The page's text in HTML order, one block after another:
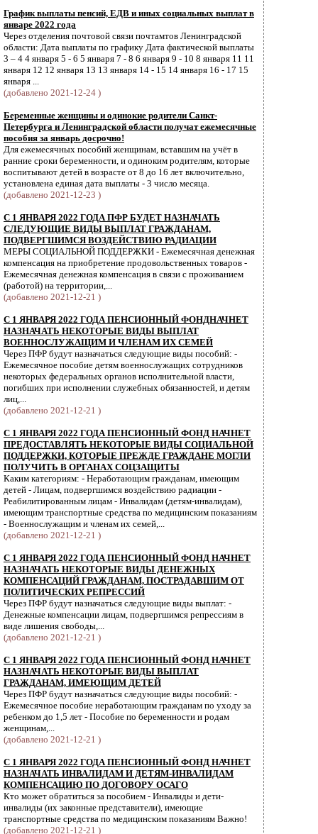
График выплаты пенсий, ЕДВ и иных социальных выплат в
январе 2022 года
Через отделения почтовой связи почтамтов Ленинградской
области: Дата выплаты по графику Дата фактической выплаты
3 – 4 4 января 5 - 6 5 января 7 - 8 6 января 9 - 10 8 января 11 11
января 12 12 января 13 13 января 14 - 15 14 января 16 - 17 15
января ...
(добавлено 2021-12-24 )
Беременные женщины и одинокие родители Санкт-
Петербурга и Ленинградской области получат ежемесячные
пособия за январь досрочно!
Для ежемесячных пособий женщинам, вставшим на учёт в
ранние сроки беременности, и одиноким родителям, которые
воспитывают детей в возрасте от 8 до 16 лет включительно,
установлена единая дата выплаты - 3 число месяца.
(добавлено 2021-12-23 )
С 1 ЯНВАРЯ 2022 ГОДА ПФР БУДЕТ НАЗНАЧАТЬ
СЛЕДУЮЩИЕ ВИДЫ ВЫПЛАТ ГРАЖДАНАМ,
ПОДВЕРГШИМСЯ ВОЗДЕЙСТВИЮ РАДИАЦИИ
МЕРЫ СОЦИАЛЬНОЙ ПОДДЕРЖКИ - Ежемесячная денежная
компенсация на приобретение продовольственных товаров -
Ежемесячная денежная компенсация в связи с проживанием
(работой) на территории,...
(добавлено 2021-12-21 )
С 1 ЯНВАРЯ 2022 ГОДА ПЕНСИОННЫЙ ФОНДНАЧНЕТ
НАЗНАЧАТЬ НЕКОТОРЫЕ ВИДЫ ВЫПЛАТ
ВОЕННОСЛУЖАЩИМ И ЧЛЕНАМ ИХ СЕМЕЙ
Через ПФР будут назначаться следующие виды пособий: -
Ежемесячное пособие детям военнослужащих сотрудников
некоторых федеральных органов исполнительной власти,
погибших при исполнении служебных обязанностей, и детям
лиц,...
(добавлено 2021-12-21 )
С 1 ЯНВАРЯ 2022 ГОДА ПЕНСИОННЫЙ ФОНД НАЧНЕТ
ПРЕДОСТАВЛЯТЬ НЕКОТОРЫЕ ВИДЫ СОЦИАЛЬНОЙ
ПОДДЕРЖКИ, КОТОРЫЕ ПРЕЖДЕ ГРАЖДАНЕ МОГЛИ
ПОЛУЧИТЬ В ОРГАНАХ СОЦЗАЩИТЫ
Каким категориям: - Неработающим гражданам, имеющим
детей - Лицам, подвергшимся воздействию радиации -
Реабилитированным лицам - Инвалидам (детям-инвалидам),
имеющим транспортные средства по медицинским показаниям
- Военнослужащим и членам их семей,...
(добавлено 2021-12-21 )
С 1 ЯНВАРЯ 2022 ГОДА ПЕНСИОННЫЙ ФОНД НАЧНЕТ
НАЗНАЧАТЬ НЕКОТОРЫЕ ВИДЫ ДЕНЕЖНЫХ
КОМПЕНСАЦИЙ ГРАЖДАНАМ, ПОСТРАДАВШИМ ОТ
ПОЛИТИЧЕСКИХ РЕПРЕССИЙ
Через ПФР будут назначаться следующие виды выплат: -
Денежные компенсации лицам, подвергшимся репрессиям в
виде лишения свободы,...
(добавлено 2021-12-21 )
С 1 ЯНВАРЯ 2022 ГОДА ПЕНСИОННЫЙ ФОНД НАЧНЕТ
НАЗНАЧАТЬ НЕКОТОРЫЕ ВИДЫ ВЫПЛАТ
ГРАЖДАНАМ, ИМЕЮЩИМ ДЕТЕЙ
Через ПФР будут назначаться следующие виды пособий: -
Ежемесячное пособие неработающим гражданам по уходу за
ребенком до 1,5 лет - Пособие по беременности и родам
женщинам,...
(добавлено 2021-12-21 )
С 1 ЯНВАРЯ 2022 ГОДА ПЕНСИОННЫЙ ФОНД НАЧНЕТ
НАЗНАЧАТЬ ИНВАЛИДАМ И ДЕТЯМ-ИНВАЛИДАМ
КОМПЕНСАЦИЮ ПО ДОГОВОРУ ОСАГО
Кто может обратиться за пособием - Инвалиды и дети-
инвалиды (их законные представители), имеющие
транспортные средства по медицинским показаниям Важно!
(добавлено 2021-12-21 )